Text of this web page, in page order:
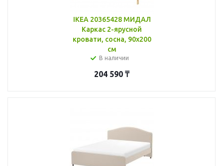
IKEA 20365428 МИДАЛ
Каркас 2-ярусной
кровати, сосна, 90x200
см
В наличии
204 590 ₸